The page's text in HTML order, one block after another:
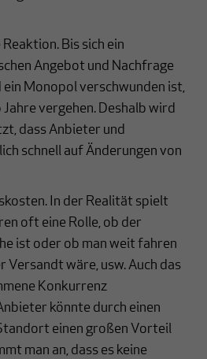
Bis sich ein
Angebot und Nachfrage
Monopol verschwunden ist,
vergehen. Deshalb wird
dass Anbieter und
schnell auf Änderungen von
In der Realität spielt
oft eine Rolle, ob der
ist oder ob man weit fahren
Versandt wäre, usw. Auch das
Konkurrenz
könnte durch einen
einen großen Vorteil
man an, dass es keine